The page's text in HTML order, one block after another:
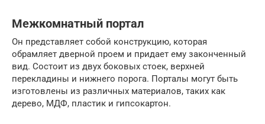
Межкомнатный портал
Он представляет собой конструкцию, которая
обрамляет дверной проем и придает ему законченный
вид. Состоит из двух боковых стоек, верхней
перекладины и нижнего порога. Порталы могут быть
изготовлены из различных материалов, таких как
дерево, МДФ, пластик и гипсокартон.